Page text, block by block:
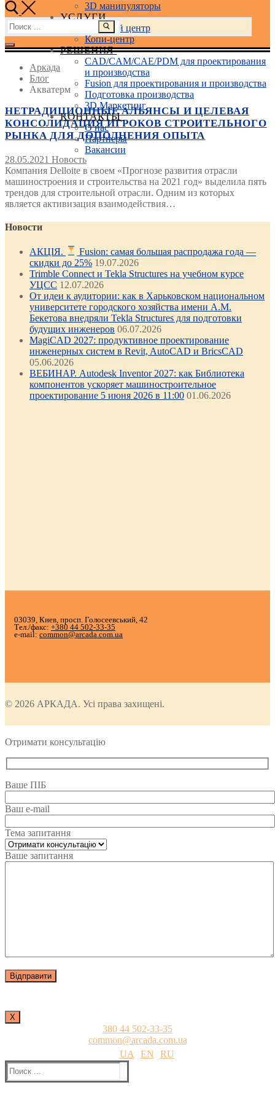
3D манипуляторы
УСЛУГИ
Учебный центр
Копи-центр
РЕШЕНИЯ
CAD/CAM/CAE/PDM для проектирования
и производства
Fusion для проектирования и производства
Подготовка производства
3D Маркетинг
КОНТАКТЫ
О нас
Партнеры
Вакансии
Найти:
Аркада
Блог
Акватерм
НЕТРАДИЦИОННЫЕ АЛЬЯНСЫ И ЦЕЛЕВАЯ
КОНСОЛИДАЦИЯ ИГРОКОВ СТРОИТЕЛЬНОГО
РЫНКА ДЛЯ ДОПОЛНЕНИЯ ОПЫТА
28.05.2021 Новость
Компания Delloite в своем «Прогнозе развития отрасли
машиностроения и строительства на 2021 год» выделила пять
трендов для строительной отрасли. Одним из которых
является активизация взаимодействия…
Новости
АКЦІЯ.
Fusion: самая большая распродажа года —
скидки до 25% 19.07.2026
Trimble Connect и Tekla Structures на учебном курсе
УЦСС 12.07.2026
От идеи к аудитории: как в Харьковском национальном
университете городского хозяйства имени А.М.
Бекетова внедряли Tekla Structures для подготовки
будущих инженеров 06.07.2026
MagiCAD 2027: продуктивное проектирование
инженерных систем в Revit, AutoCAD и BricsCAD
05.06.2026
ВЕБИНАР. Autodesk Inventor 2027: как Библиотека
компонентов ускоряет машиностроительное
проектирование 5 июня 2026 в 11:00 01.06.2026
03039, Киев, просп. Голосеевський, 42
Тел./факс: +380 44 502-33-35
e-mail: common@arcada.com.ua
© 2026 АРКАДА. Усі права захищені.
Отримати консультацію
Ваше ПІБ
Ваш e-mail
Тема запитання
Ваше запитання
Х
380 44 502-33-35
common@arcada.com.ua
UA
EN
RU
Найти: